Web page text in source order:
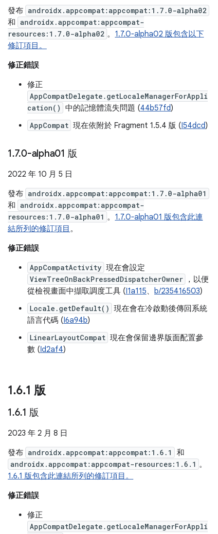
發布 androidx.appcompat:appcompat:1.7.0-alpha02
和 androidx.appcompat:appcompat-
resources:1.7.0-alpha02 。 1.7.0-alpha02 版包含以下
修訂項目。
修正錯誤
修正
AppCompatDelegate.getLocaleManagerForAppli
cation() 中的記憶體流失問題 (44b57fd)
AppCompat 現在依附於 Fragment 1.5.4 版 (I54dcd)
1.7.0-alpha01 版
2022 年 10 月 5 日
發布 androidx.appcompat:appcompat:1.7.0-alpha01
和 androidx.appcompat:appcompat-
resources:1.7.0-alpha01 。 1.7.0-alpha01 版包含此連
結所列的修訂項目 。
修正錯誤
AppCompatActivity 現在會設定
ViewTreeOnBackPressedDispatcherOwner
，以便
從檢視畫面中擷取調度工具 (I1a115、 b/235416503)
Locale.getDefault() 現在會在冷啟動後傳回系統
語言代碼 (I6a94b)
LinearLayoutCompat 現在會保留邊界版面配置參
數 (Id2af4)
1.6.1 版
1.6.1 版
2023 年 2 月 8 日
發布 androidx.appcompat:appcompat:1.6.1 和
androidx.appcompat:appcompat-resources:1.6.1 。
1.6.1 版包含此連結所列的修訂項目。
修正錯誤
修正
AppCompatDelegate.getLocaleManagerForAppli